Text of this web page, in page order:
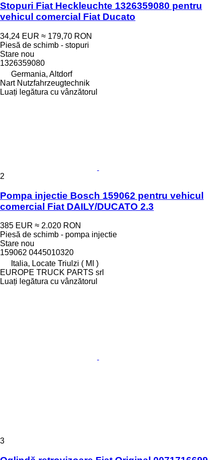
Stopuri Fiat Heckleuchte 1326359080 pentru
vehicul comercial Fiat Ducato
34,24 EUR ≈ 179,70 RON
Piesă de schimb - stopuri
Stare nou
1326359080
Germania, Altdorf
Nart Nutzfahrzeugtechnik
Luați legătura cu vânzătorul
2
Pompa injectie Bosch 159062 pentru vehicul
comercial Fiat DAILY/DUCATO 2.3
385 EUR ≈ 2.020 RON
Piesă de schimb - pompa injectie
Stare nou
159062 0445010320
Italia, Locate Triulzi ( MI )
EUROPE TRUCK PARTS srl
Luați legătura cu vânzătorul
3